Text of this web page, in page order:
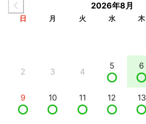
2026年8月
日 月 火 水 木
2 3 4
5 6
9 10 11 12 13